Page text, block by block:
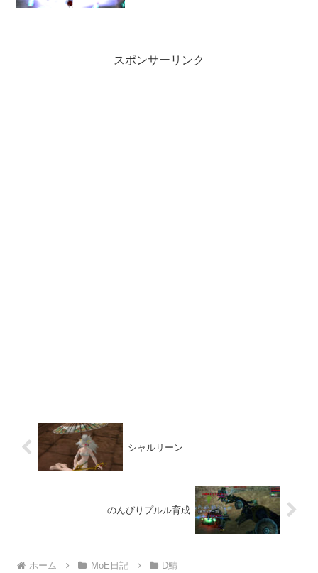
スポンサーリンク
シャルリーン
のんびりプルル育成
ホーム MoE日記 D鯖